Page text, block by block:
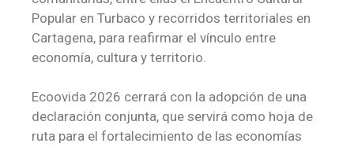
Popular en Turbaco y recorridos territoriales en
Cartagena, para reafirmar el vínculo entre
economía, cultura y territorio.
Ecoovida 2026 cerrará con la adopción de una
declaración conjunta, que servirá como hoja de
ruta para el fortalecimiento de las economías